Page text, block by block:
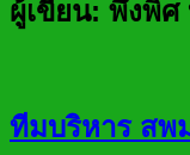
ผู้เขียน: พึงพิศ
ทีมบริหาร สพ